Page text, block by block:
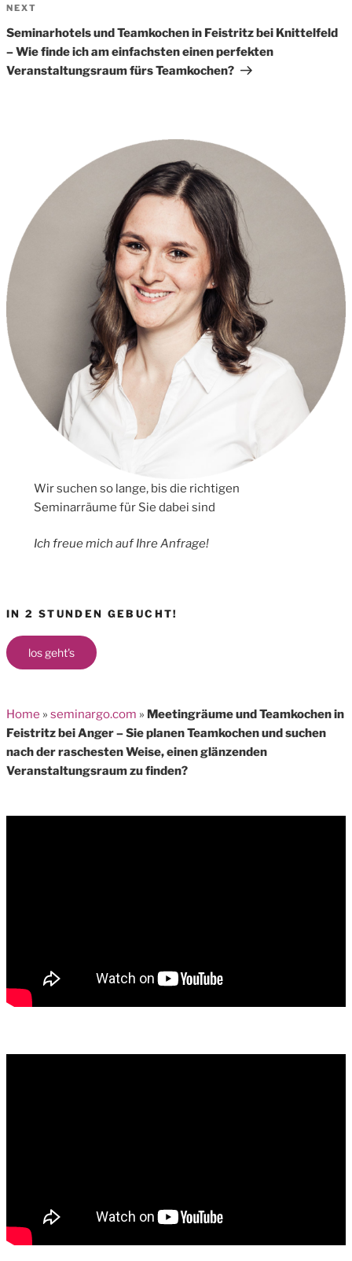
Next
Post
NEXT
Seminarhotels und Teamkochen in Feistritz bei Knittelfeld
– Wie finde ich am einfachsten einen perfekten
Veranstaltungsraum fürs Teamkochen?
Wir suchen so lange, bis die richtigen
Seminarräume für Sie dabei sind
Ich freue mich auf Ihre Anfrage!
IN 2 STUNDEN GEBUCHT!
los geht's
Home » seminargo.com » Meetingräume und Teamkochen in
Feistritz bei Anger – Sie planen Teamkochen und suchen
nach der raschesten Weise, einen glänzenden
Veranstaltungsraum zu finden?